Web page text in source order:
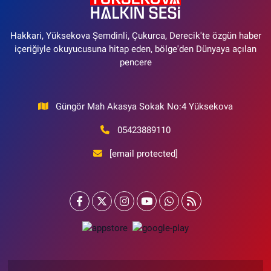
Hakkari, Yüksekova Şemdinli, Çukurca, Derecik'te özgün haber
içeriğiyle okuyucusuna hitap eden, bölge'den Dünyaya açılan
pencere
Güngör Mah Akasya Sokak No:4 Yüksekova
05423889110
[email protected]